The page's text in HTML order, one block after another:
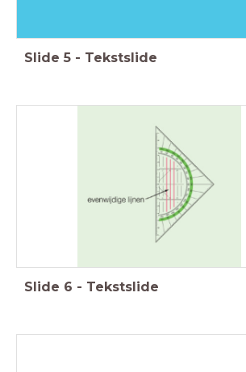
Slide 5 - Tekstslide
Slide 6 - Tekstslide